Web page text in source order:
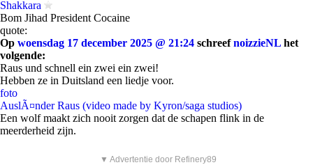
Shakkara
Bom Jihad President Cocaine
quote:
Op woensdag 17 december 2025 @ 21:24 schreefnoizzieNL het
volgende:
Raus und schnell ein zwei ein zwei!
Hebben ze in Duitsland een liedje voor.
foto
AuslÃ¤nder Raus (video made by Kyron/saga studios)
Een wolf maakt zich nooit zorgen dat de schapen flink in de
meerderheid zijn.
▼ Advertentie door Refinery89